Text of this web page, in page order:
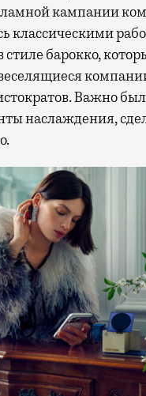
кампании
классическими
барокко,
Важно
наслаждения,